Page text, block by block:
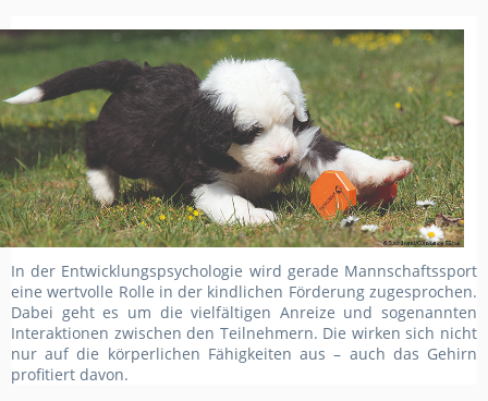
In der Entwicklungspsychologie wird gerade Mannschaftssport
eine wertvolle Rolle in der kindlichen Förderung zugesprochen.
Dabei geht es um die vielfältigen Anreize und sogenannten
Interaktionen zwischen den Teilnehmern. Die wirken sich nicht
nur auf die körperlichen Fähigkeiten aus – auch das Gehirn
profitiert davon.